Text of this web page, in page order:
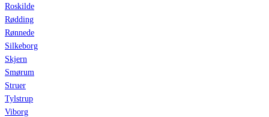
Roskilde
Rødding
Rønnede
Silkeborg
Skjern
Smørum
Struer
Tylstrup
Viborg